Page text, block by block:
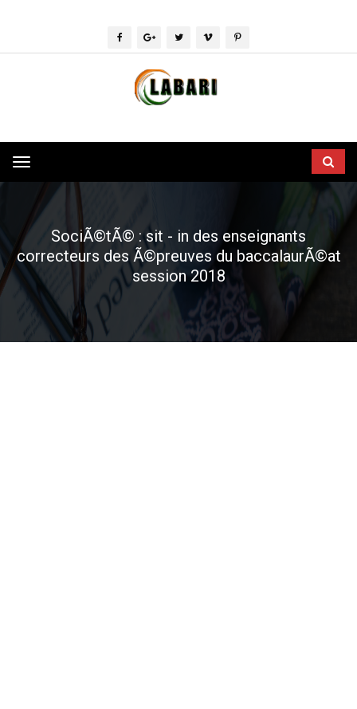
Toggle
navigation
SociÃ©tÃ© : sit - in des enseignants
correcteurs des Ã©preuves du baccalaurÃ©at
session 2018